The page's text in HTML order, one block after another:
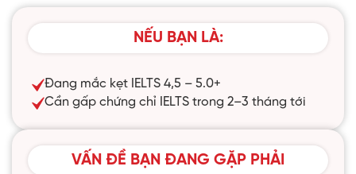
NẾU BẠN LÀ:
Đang mắc kẹt IELTS 4,5 – 5.0+
Cần gấp chứng chỉ IELTS trong 2–3 tháng tới
VẤN ĐỀ BẠN ĐANG GẶP PHẢI